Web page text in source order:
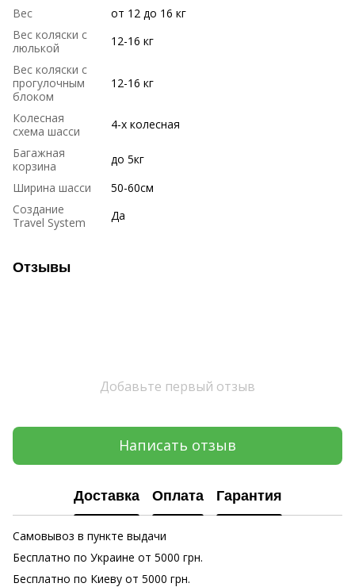
Вес
от 12 до 16 кг
Вес коляски с
люлькой
12-16 кг
Вес коляски с
прогулочным
блоком
12-16 кг
Колесная
схема шасси
4-х колесная
Багажная
корзина
до 5кг
Ширина шасси
50-60см
Создание
Travel System
Да
Отзывы
Добавьте первый отзыв
Написать отзыв
Доставка Оплата Гарантия
Самовывоз в пункте выдачи
Бесплатно по Украине от 5000 грн.
Бесплатно по Киеву от 5000 грн.